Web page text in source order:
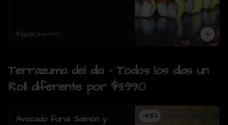
$3.690$4.990
Terrazuma del dia - Todos los dias un
Roll diferente por $3.990
-45%
Avocado furai: Salmón y